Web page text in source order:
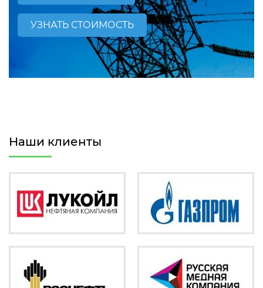
УЗНАТЬ СТОИМОСТЬ
Наши клиенты